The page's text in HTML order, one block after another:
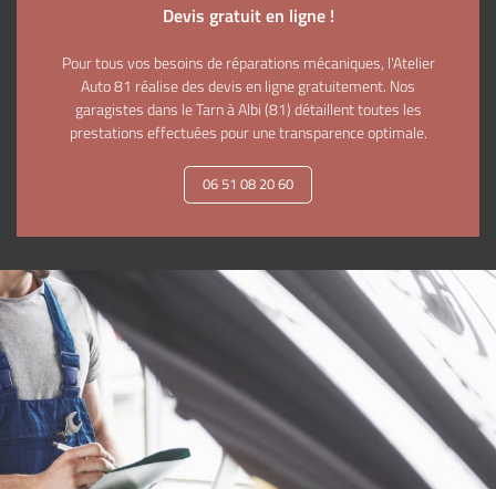
Devis gratuit en ligne !
Pour tous vos besoins de réparations mécaniques, l'Atelier
Auto 81 réalise des devis en ligne gratuitement. Nos
garagistes dans le Tarn à Albi (81) détaillent toutes les
prestations effectuées pour une transparence optimale.
06 51 08 20 60